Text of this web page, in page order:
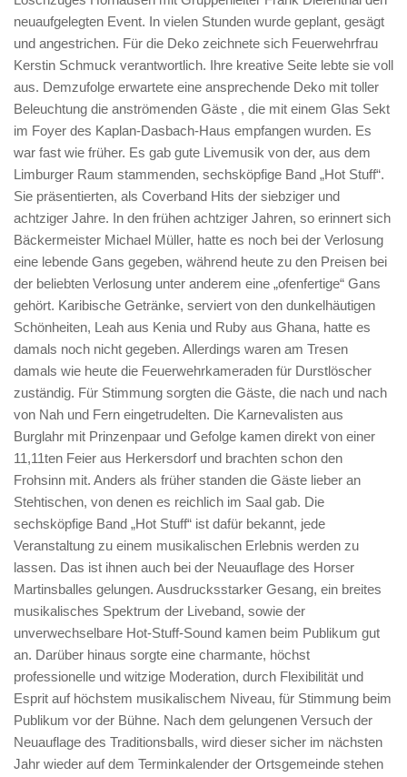
neuaufgelegten Event. In vielen Stunden wurde geplant, gesägt
und angestrichen. Für die Deko zeichnete sich Feuerwehrfrau
Kerstin Schmuck verantwortlich. Ihre kreative Seite lebte sie voll
aus. Demzufolge erwartete eine ansprechende Deko mit toller
Beleuchtung die anströmenden Gäste , die mit einem Glas Sekt
im Foyer des Kaplan-Dasbach-Haus empfangen wurden. Es
war fast wie früher. Es gab gute Livemusik von der, aus dem
Limburger Raum stammenden, sechsköpfige Band „Hot Stuff“.
Sie präsentierten, als Coverband Hits der siebziger und
achtziger Jahre. In den frühen achtziger Jahren, so erinnert sich
Bäckermeister Michael Müller, hatte es noch bei der Verlosung
eine lebende Gans gegeben, während heute zu den Preisen bei
der beliebten Verlosung unter anderem eine „ofenfertige“ Gans
gehört. Karibische Getränke, serviert von den dunkelhäutigen
Schönheiten, Leah aus Kenia und Ruby aus Ghana, hatte es
damals noch nicht gegeben. Allerdings waren am Tresen
damals wie heute die Feuerwehrkameraden für Durstlöscher
zuständig. Für Stimmung sorgten die Gäste, die nach und nach
von Nah und Fern eingetrudelten. Die Karnevalisten aus
Burglahr mit Prinzenpaar und Gefolge kamen direkt von einer
11,11ten Feier aus Herkersdorf und brachten schon den
Frohsinn mit. Anders als früher standen die Gäste lieber an
Stehtischen, von denen es reichlich im Saal gab. Die
sechsköpfige Band „Hot Stuff“ ist dafür bekannt, jede
Veranstaltung zu einem musikalischen Erlebnis werden zu
lassen. Das ist ihnen auch bei der Neuauflage des Horser
Martinsballes gelungen. Ausdrucksstarker Gesang, ein breites
musikalisches Spektrum der Liveband, sowie der
unverwechselbare Hot-Stuff-Sound kamen beim Publikum gut
an. Darüber hinaus sorgte eine charmante, höchst
professionelle und witzige Moderation, durch Flexibilität und
Esprit auf höchstem musikalischem Niveau, für Stimmung beim
Publikum vor der Bühne. Nach dem gelungenen Versuch der
Neuauflage des Traditionsballs, wird dieser sicher im nächsten
Jahr wieder auf dem Terminkalender der Ortsgemeinde stehen